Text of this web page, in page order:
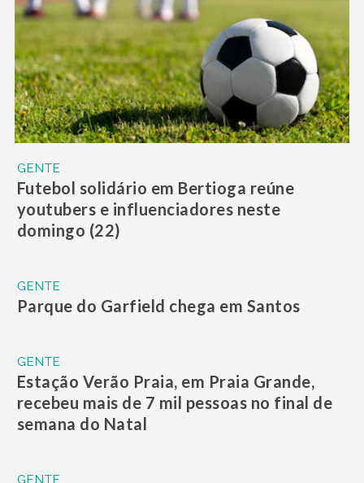
GENTE
Futebol solidário em Bertioga reúne
youtubers e influenciadores neste
domingo (22)
GENTE
Parque do Garfield chega em Santos
GENTE
Estação Verão Praia, em Praia Grande,
recebeu mais de 7 mil pessoas no final de
semana do Natal
GENTE